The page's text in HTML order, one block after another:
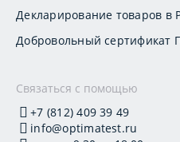
Декларирование товаров в
Добровольный сертификат
Связаться с помощью
+7 (812) 409 39 49
info@optimatest.ru